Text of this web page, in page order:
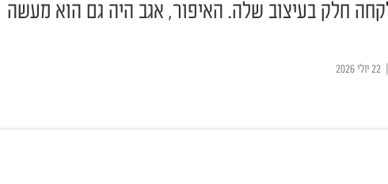
חלק בעיצוב שלה. האיפור, אגב היה גם הוא מעשה